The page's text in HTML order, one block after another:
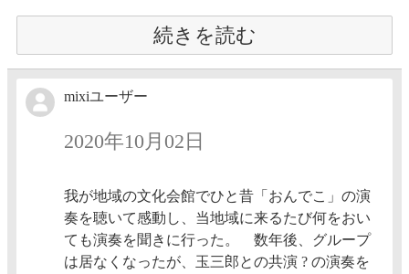
続きを読む
mixiユーザー
2020年10月02日
我が地域の文化会館でひと昔「おんでこ」の演
奏を聴いて感動し、当地域に来るたび何をおい
ても演奏を聞きに行った。 数年後、グループ
は居なくなったが、玉三郎との共演 ? の演奏を